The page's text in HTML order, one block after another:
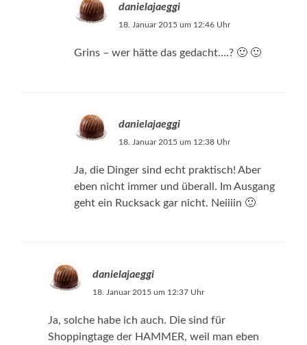
danielajaeggi
18. Januar 2015 um 12:46 Uhr
Grins – wer hätte das gedacht….? 🙂 🙂
danielajaeggi
18. Januar 2015 um 12:38 Uhr
Ja, die Dinger sind echt praktisch! Aber
eben nicht immer und überall. Im Ausgang
geht ein Rucksack gar nicht. Neiiiin 🙂
danielajaeggi
18. Januar 2015 um 12:37 Uhr
Ja, solche habe ich auch. Die sind für
Shoppingtage der HAMMER, weil man eben